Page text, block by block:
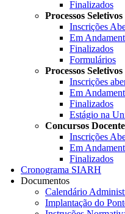
Finalizados
Processos
Inscrições
Em
Finalizados
Formulários
Processos
Inscrições
Em
Finalizados
Estágio na
Concursos
Inscrições
Em
Finalizados
Cronograma SIARH
Documentos
Calendário
Implantação do